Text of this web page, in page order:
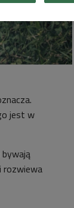
jest w
rozwiewa